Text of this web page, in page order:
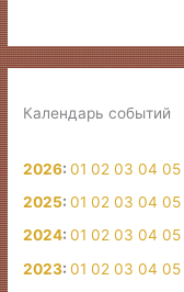
Календарь событий
2026:01 02 03 04 05
2025:01 02 03 04 05
2024:01 02 03 04 05
2023:01 02 03 04 05